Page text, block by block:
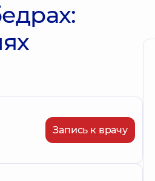
Запись к врачу